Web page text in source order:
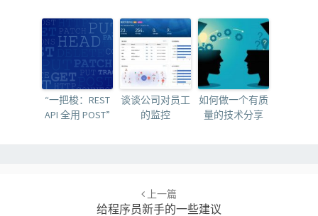
“一把梭：REST
API 全用 POST”
谈谈公司对员工
的监控
如何做一个有质
量的技术分享
上一篇
给程序员新手的一些建议